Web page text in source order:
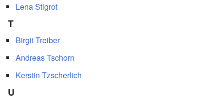
Lena Stigrot
T
Birgit Treiber
Andreas Tschorn
Kerstin Tzscherlich
U